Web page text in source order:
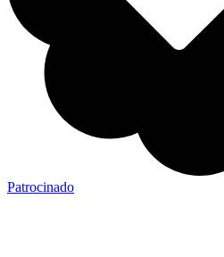
Patrocinado